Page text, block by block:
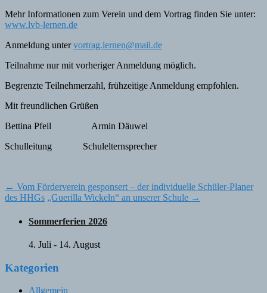
Mehr Informationen zum Verein und dem Vortrag finden Sie unter:
www.lvb-lernen.de
Anmeldung untervortrag.lernen@mail.de
Teilnahme nur mit vorheriger Anmeldung möglich.
Begrenzte Teilnehmerzahl, frühzeitige Anmeldung empfohlen.
Mit freundlichen Grüßen
Bettina Pfeil Armin Däuwel
Schulleitung Schulelternsprecher
Post
navigation
← Vom Förderverein gesponsert – der individuelle Schüler-Planer
des HHGs „Guerilla Wickeln“ an unserer Schule →
Sommerferien 2026
4. Juli - 14. August
Kategorien
Allgemein